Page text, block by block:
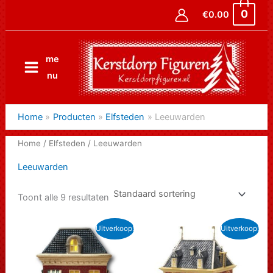
€0.00 0
me
nu
Home Producten Elfsteden Leeuwarden
Home / Elfsteden / Leeuwarden
Leeuwarden
Toont alle 9 resultaten
Uitverkoop! Uitverkoop!